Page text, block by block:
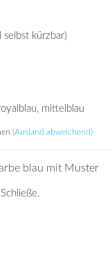
kürzbar)
mittelblau
(Ausland abweichend)
blau mit Muster